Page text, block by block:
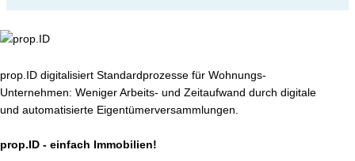
prop.ID digitalisiert Standardprozesse für Wohnungs-
Unternehmen: Weniger Arbeits- und Zeitaufwand durch digitale
und automatisierte Eigentümerversammlungen.
prop.ID - einfach Immobilien!